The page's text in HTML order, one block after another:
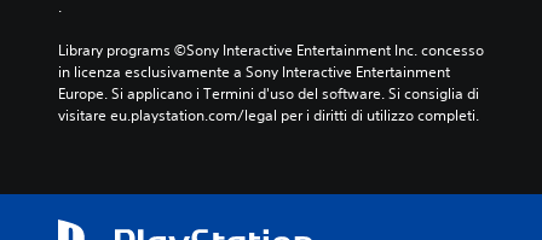
.
Library programs ©Sony Interactive Entertainment Inc. concesso
in licenza esclusivamente a Sony Interactive Entertainment
Europe. Si applicano i Termini d'uso del software. Si consiglia di
visitare eu.playstation.com/legal per i diritti di utilizzo completi.